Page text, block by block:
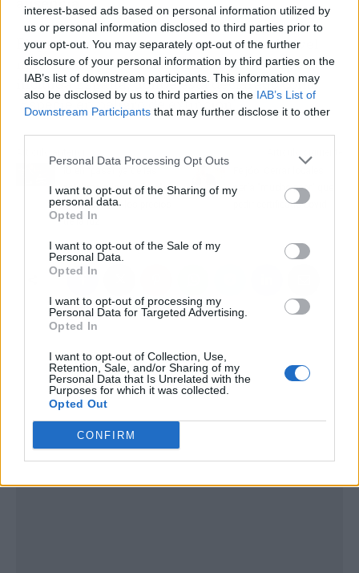
interest-based ads based on personal information utilized by
us or personal information disclosed to third parties prior to
your opt-out. You may separately opt-out of the further
disclosure of your personal information by third parties on the
IAB’s list of downstream participants. This information may
also be disclosed by us to third parties on the IAB’s List of
Downstream Participants that may further disclose it to other
Personal Data Processing Opt Outs
I want to opt-out of the Sharing of my
personal data.
Opted In
I want to opt-out of the Sale of my
Personal Data.
Opted In
I want to opt-out of processing my
Personal Data for Targeted Advertising.
Opted In
I want to opt-out of Collection, Use,
Retention, Sale, and/or Sharing of my
Personal Data that Is Unrelated with the
Purposes for which it was collected.
Opted Out
CONFIRM
El quebrantahuesos se encuentra en el nivel
más alto de protección en la Unión Europea,
incluida España, donde está declarado como
'Especie en peligro de extinción'.
palabras a los hechos"
para abaratar los precios
de la luz
sería "mucho peor" que
pedir certificado covid